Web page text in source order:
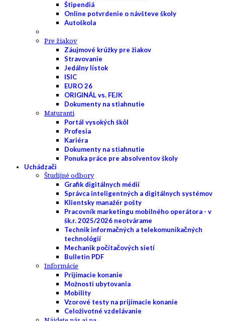
Štipendiá
Online potvrdenie o návšteve školy
Autoškola
Pre žiakov
Záujmové krúžky pre žiakov
Stravovanie
Jedálny lístok
ISIC
EURO 26
ORIGINÁL vs. FEJK
Dokumenty na stiahnutie
Maturanti
Portál vysokých škôl
Profesia
Kariéra
Dokumenty na stiahnutie
Ponuka práce pre absolventov školy
Uchádzači
Študijné odbory
Grafik digitálnych médií
Správca inteligentných a digitálnych systémov
Klientsky manažér pošty
Pracovník marketingu mobilného operátora - v
šk.r. 2025/2026 neotvárame
Technik informačných a telekomunikačných
technológií
Mechanik počítačových sietí
Bulletin PDF
Informácie
Prijímacie konanie
Možnosti ubytovania
Mobility
Vzorové testy na prijímacie konanie
Celoživotné vzdelávanie